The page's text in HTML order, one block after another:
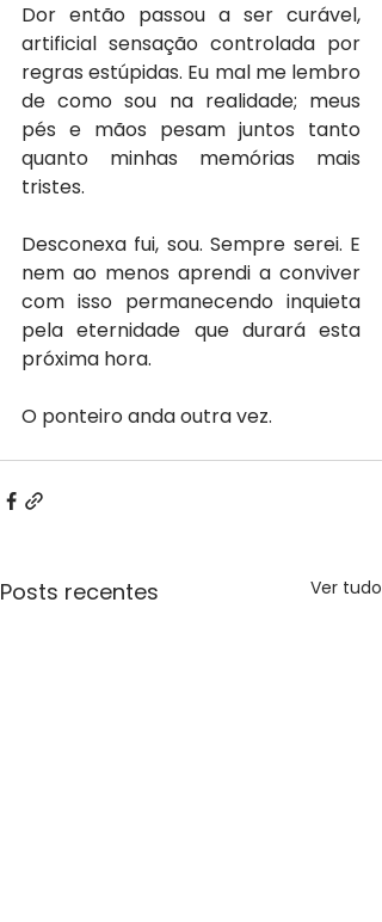
Dor então passou a ser curável,
artificial sensação controlada por
regras estúpidas. Eu mal me lembro
de como sou na realidade; meus
pés e mãos pesam juntos tanto
quanto minhas memórias mais
tristes.
Desconexa fui, sou. Sempre serei. E
nem ao menos aprendi a conviver
com isso permanecendo inquieta
pela eternidade que durará esta
próxima hora.
O ponteiro anda outra vez.
Posts recentes Ver tudo